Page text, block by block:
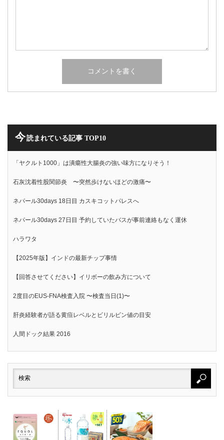
今読まれている記事 TOP10
「ヤクルト1000」は潰瘍性大腸炎の強い味方になりそう！
石灰沈着性股関節炎 〜突然歩けないほどの激痛〜
ネパール30days 18日目 カスキコットパレスへ
ネパール30days 27日目 予約していたバスが事前連絡もなく運休
ハラワタ
【2025年版】インドの最新チップ事情
【回答させてください】イリボーの飲み方について
2度目のEUS-FNA検査入院 〜検査当日(1)〜
肝炎経験者が語る黄疸レベルとビリルビン値の目安
人間ドック結果 2016